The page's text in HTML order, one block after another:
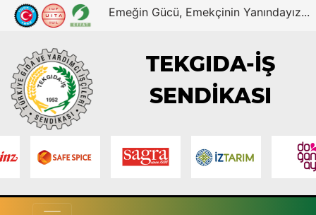
Emeğin Gücü, Emekçinin Yanındayız...
TEKGIDA-İŞ
SENDİKASI